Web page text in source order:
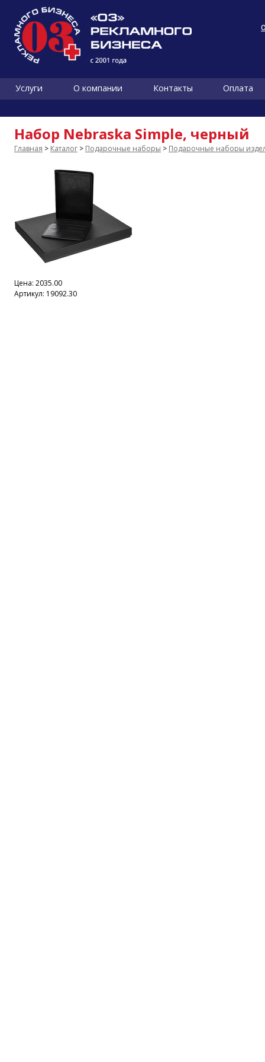
Услуги О компании Контакты Оплата
Набор Nebraska Simple, черный
Главная > Каталог > Подарочные наборы > Подарочные наборы
Цена: 2035.00
Артикул: 19092.30